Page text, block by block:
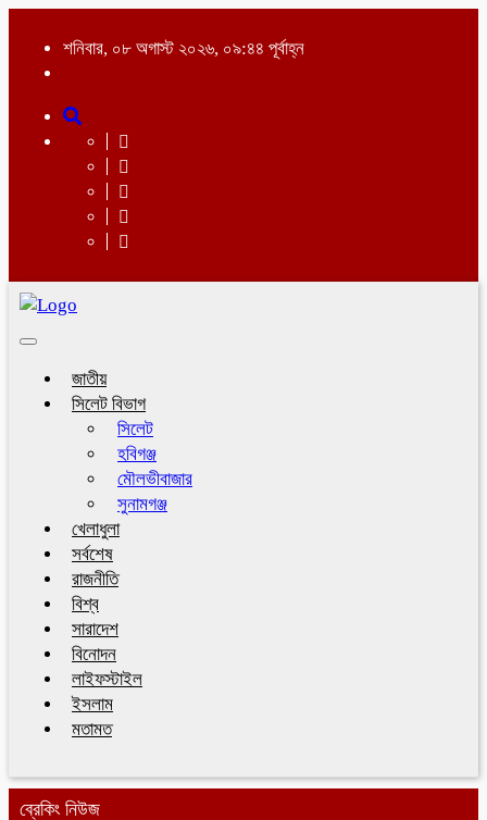
শনিবার, ০৮ অগাস্ট ২০২৬, ০৯:৪৪ পূর্বাহ্ন
Toggle
জাতীয়
সিলেট বিভাগ
সিলেট
হবিগঞ্জ
মৌলভীবাজার
সুনামগঞ্জ
খেলাধুলা
সর্বশেষ
রাজনীতি
বিশ্ব
সারাদেশ
বিনোদন
লাইফস্টাইল
ইসলাম
মতামত
ব্রেকিং নিউজ